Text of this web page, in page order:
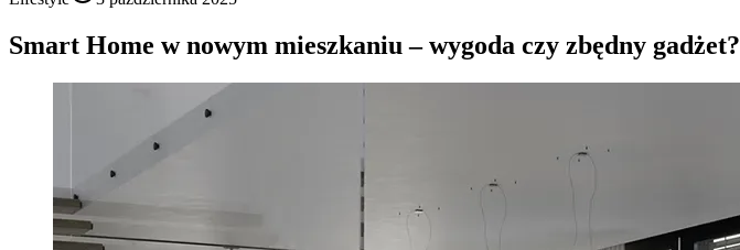
Smart Home w nowym mieszkaniu – wygoda czy zbędny gadżet?